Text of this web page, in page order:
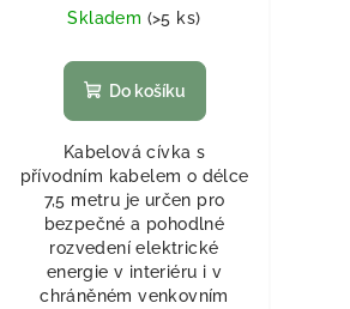
Skladem (>5 ks)
Do košíku
Kabelová cívka s
přívodním kabelem o délce
7,5 metru je určen pro
bezpečné a pohodlné
rozvedení elektrické
energie v interiéru i v
chráněném venkovním